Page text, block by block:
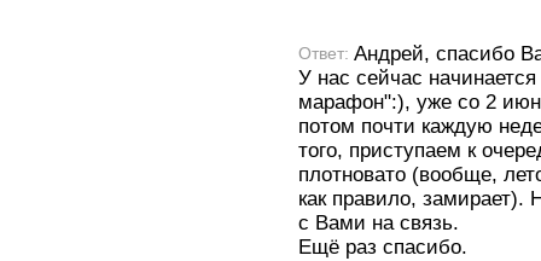
Ответ: Андрей, спасибо
У нас сейчас
марафон":), уже со 2
потом почти каждую
того, приступаем к
плотновато (вообще,
как правило,
с Вами на связь.
Ещё раз спасибо.